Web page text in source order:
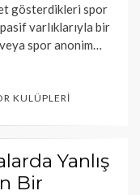
gösterdikleri spor
varlıklarıyla bir
spor anonim…
KULÜPLERI
Yanlış
Bir